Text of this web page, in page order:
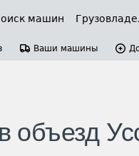
машин
Ваши машины
объезд